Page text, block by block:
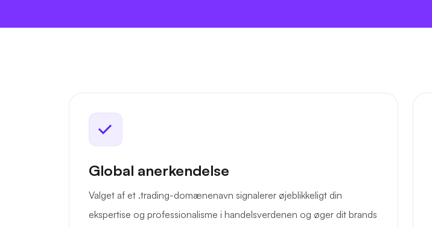
Global anerkendelse
Valget af et .trading-domænenavn signalerer øjeblikkeligt din
ekspertise og professionalisme i handelsverdenen og øger dit brands